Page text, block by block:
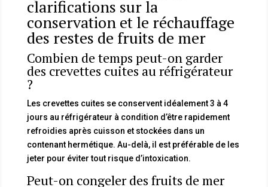
clarifications sur la
conservation et le réchauffage
des restes de fruits de mer
Combien de temps peut-on garder
des crevettes cuites au réfrigérateur
?
Les crevettes cuites se conservent idéalement 3 à 4
jours au réfrigérateur à condition d’être rapidement
refroidies après cuisson et stockées dans un
contenant hermétique. Au-delà, il est préférable de les
jeter pour éviter tout risque d’intoxication.
Peut-on congeler des fruits de mer